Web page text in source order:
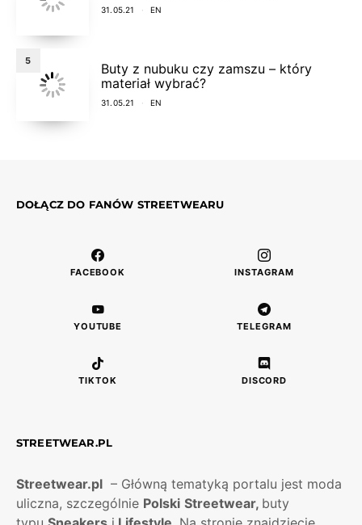
31.05.21 EN
5
Buty z nubuku czy zamszu – który
materiał wybrać?
31.05.21 EN
DOŁĄCZ DO FANÓW STREETWEARU
FACEBOOK INSTAGRAM
YOUTUBE TELEGRAM
TIKTOK DISCORD
STREETWEAR.PL
Streetwear.pl – Główną tematyką portalu jest moda
uliczna, szczególnie Polski Streetwear, buty